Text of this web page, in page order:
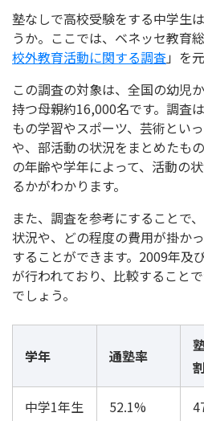
塾なしで高校受験をする中学生
うか。ここでは、ベネッセ教育
校外教育活動に関する調査」を
この調査の対象は、全国の幼児
持つ母親約16,000名です。調査
もの学習やスポーツ、芸術とい
や、部活動の状況をまとめたも
の年齢や学年によって、活動の
るかがわかります。
また、調査を参考にすることで
状況や、どの程度の費用が掛か
することができます。2009年及
が行われており、比較すること
でしょう。
学年 通塾率
中学1年生 52.1%